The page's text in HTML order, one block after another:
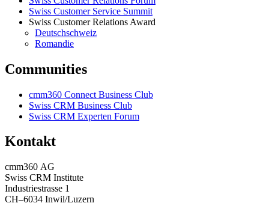
Swiss Customer Service Summit
Swiss Customer Relations Award
Deutschschweiz
Romandie
Communities
cmm360 Connect Business Club
Swiss CRM Business Club
Swiss CRM Experten Forum
Kontakt
cmm360 AG
Swiss CRM Institute
Industriestrasse 1
CH–6034 Inwil/Luzern